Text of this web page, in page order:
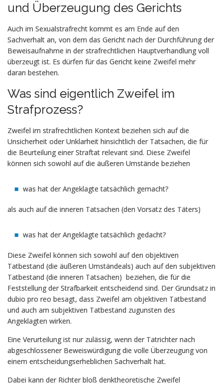
und Überzeugung des Gerichts
Auch im Sexualstrafrecht kommt es am Ende auf den
Sachverhalt an, von dem das Gericht nach der Durchführung der
Beweisaufnahme in der strafrechtlichen Hauptverhandlung voll
überzeugt ist. Es dürfen für das Gericht keine Zweifel mehr
daran bestehen.
Was sind eigentlich Zweifel im
Strafprozess?
Zweifel im strafrechtlichen Kontext beziehen sich auf die
Unsicherheit oder Unklarheit hinsichtlich der Tatsachen, die für
die Beurteilung einer Straftat relevant sind. Diese Zweifel
können sich sowohl auf die äußeren Umstände beziehen
was hat der Angeklagte tatsächlich gemacht?
als auch auf die inneren Tatsachen (den Vorsatz des Täters)
was hat der Angeklagte tatsächlich gedacht?
Diese Zweifel können sich sowohl auf den objektiven
Tatbestand (die äußeren Umständeals) auch auf den subjektiven
Tatbestand (die inneren Tatsachen) beziehen, die für die
Feststellung der Strafbarkeit entscheidend sind. Der Grundsatz in
dubio pro reo besagt, dass Zweifel am objektiven Tatbestand
und auch am subjektiven Tatbestand zugunsten des
Angeklagten wirken.
Eine Verurteilung ist nur zulässig, wenn der Tatrichter nach
abgeschlossener Beweiswürdigung die volle Überzeugung von
einem entscheidungserheblichen Sachverhalt hat.
Dabei kann der Richter bloß denktheoretische Zweifel